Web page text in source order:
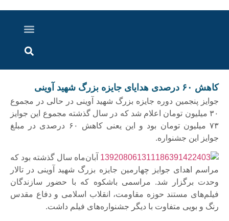
کاهش ۶۰ درصدی هدایای جایزه بزرگ شهید آوینی
جوایز پنجمین دوره جایزه بزرگ شهید آوینی در حالی در مجموع
۳۰ میلیون تومان اعلام شد که در سال گذشته مجموع این جوایز
۷۳ میلیون تومان بود و این یعنی کاهش ۶۰ درصدی در مبلغ
جوایز این جشنواره.
آبان‌ماه سال گذشته بود که
مراسم اهدای جوایز چهارمین جایزه بزرگ شهید آوینی در تالار
وحدت برگزار شد. مراسمی باشکوه که با حضور سازندگان
فیلم‌های مستند حوزه مقاومت، انقلاب اسلامی و دفاع مقدس
رنگ و بویی متفاوت با دیگر جشنواره‌های فیلم داشت.